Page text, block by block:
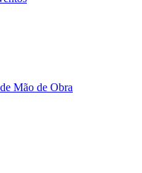
Mão de Obra